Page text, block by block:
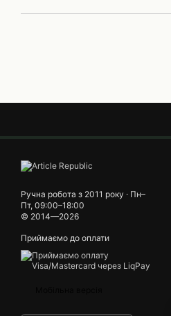
Ручна робота з 2011 року · Пн–
Пт, 09:00–18:00
© 2014—2026
Приймаємо до оплати